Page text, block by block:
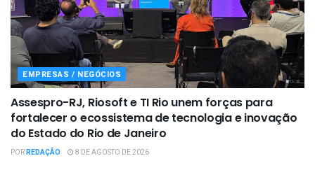
EMPRESAS / NEGÓCIOS
Assespro-RJ, Riosoft e TI Rio unem forças para
fortalecer o ecossistema de tecnologia e inovação
do Estado do Rio de Janeiro
PORREDAÇÃO 8 DE AGOSTO DE 2026